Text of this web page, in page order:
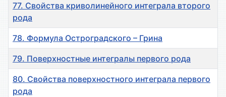
77. Свойства криволинейного интеграла второго
рода
78. Формула Остроградского – Грина
79. Поверхностные интегралы первого рода
80. Свойства поверхностного интеграла первого
рода